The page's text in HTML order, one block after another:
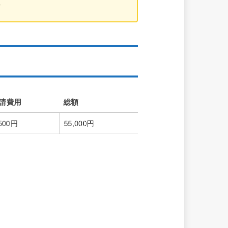
費用
総額
費用 総額
円 55,000円